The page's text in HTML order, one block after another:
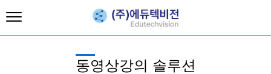
동영상강의 솔루션